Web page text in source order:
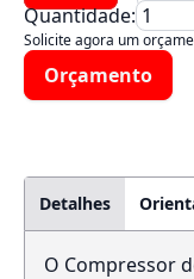
Quantidade:
Solicite agora um
Orçamento
Detalhes
O Compressor